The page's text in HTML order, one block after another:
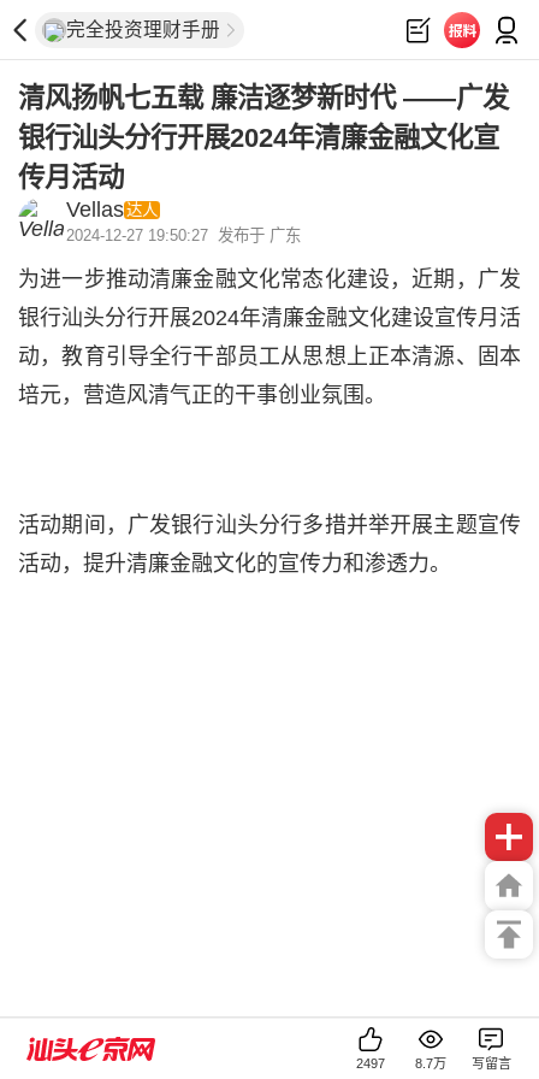
完全投资理财手册
清风扬帆七五载 廉洁逐梦新时代 ——广发
银行汕头分行开展2024年清廉金融文化宣
传月活动
Vellas达人
2024-12-27 19:50:27 发布于 广东
为进一步推动清廉金融文化常态化建设，近期，广发
银行汕头分行开展2024年清廉金融文化建设宣传月活
动，教育引导全行干部员工从思想上正本清源、固本
培元，营造风清气正的干事创业氛围。
活动期间，广发银行汕头分行多措并举开展主题宣传
活动，提升清廉金融文化的宣传力和渗透力。
2497 8.7万 写留言